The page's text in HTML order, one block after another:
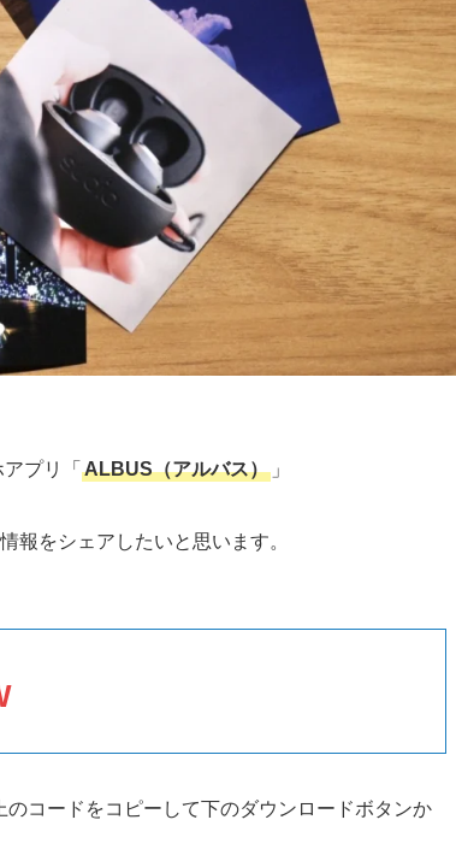
プリ「 ALBUS（アルバス） 」
報をシェアしたいと思います。
コードをコピーして下のダウンロードボタンか